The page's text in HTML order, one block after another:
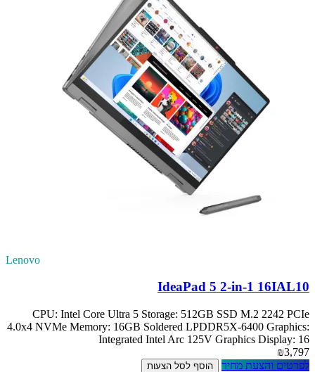
Lenovo
IdeaPad 5 2-in-1 16IAL10
CPU: Intel Core Ultra 5 Storage: 512GB SSD M.2 2242 PCIe
4.0x4 NVMe Memory: 16GB Soldered LPDDR5X-6400 Graphics:
Integrated Intel Arc 125V Graphics Display: 16
₪3,797
לפרטים והצעת מחיר
הוסף לסל הצעות